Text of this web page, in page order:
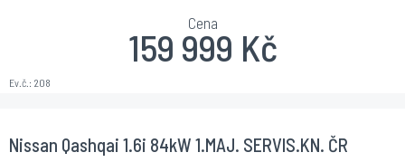
Ev.č.: 208
Cena
159 999 Kč
Nissan Qashqai 1.6i 84kW 1.MAJ. SERVIS.KN. ČR